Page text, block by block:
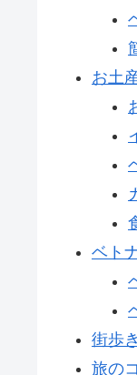
お土
ベト
街歩
旅の